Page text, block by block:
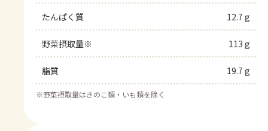
たんぱく質 12.7 g
野菜摂取量※ 113 g
脂質 19.7 g
※野菜摂取量はきのこ類・いも類を除く